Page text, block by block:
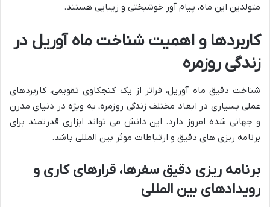
متولدین این ماه، پیام آور خوشبختی و زیبایی هستند.
کاربردها و اهمیت شناخت ماه آوریل در
زندگی روزمره
شناخت دقیق ماه آوریل، فراتر از یک کنجکاوی تقویمی، کاربردهای
عملی بسیاری در ابعاد مختلف زندگی روزمره، به ویژه در دنیای مدرن
و جهانی شده امروز دارد. این دانش می تواند ابزاری قدرتمند برای
برنامه ریزی های دقیق و ارتباطات موثر بین المللی باشد.
برنامه ریزی دقیق سفرها، قرارهای کاری و
رویدادهای بین المللی